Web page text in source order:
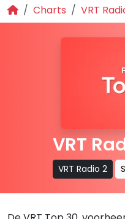
Charts VRT
VRT
VRT Radio 2